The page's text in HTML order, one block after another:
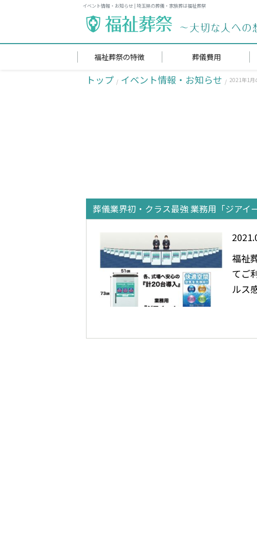
イベント情報・お知らせ | 埼玉県の葬儀・家族葬は福祉葬祭
福祉葬祭の特徴 葬儀費用
トップ イベント情報・お知らせ 2021年1月
葬儀業界初・クラス最強 業務用「ジアイ
福祉
てご
ルス